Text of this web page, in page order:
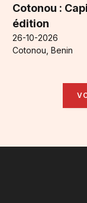
Cotonou :
édition
26-10-2026
Cotonou, Benin